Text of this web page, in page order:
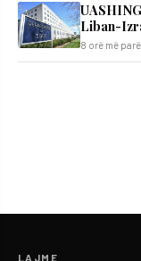
Liban-
8 orë më parë
LAJME